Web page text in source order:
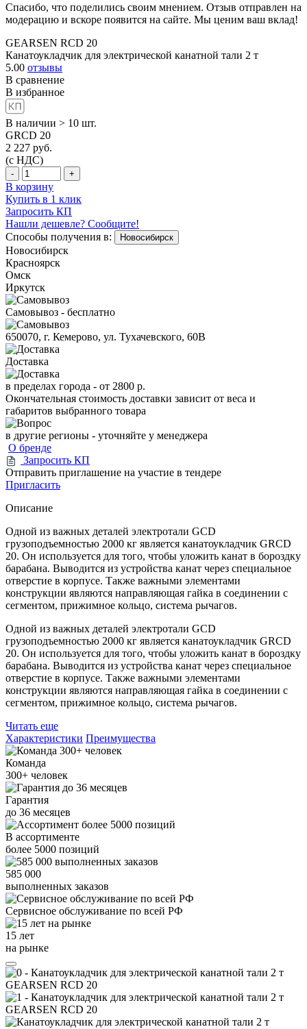
Спасибо, что поделились своим мнением. Отзыв отправлен на
модерацию и вскоре появится на сайте. Мы ценим ваш вклад!
GEARSEN RCD 20
Канатоукладчик для электрической канатной тали 2 т
5.00 отзывы
В сравнение
В избранное
В наличии > 10 шт.
GRCD 20
2 227 руб.
(с НДС)
- +
В корзину
Купить в 1 клик
Запросить КП
Нашли дешевле? Сообщите!
Способы получения в:
Новосибирск
Новосибирск
Красноярск
Омск
Иркутск
Самовывоз - бесплатно
650070, г. Кемерово, ул. Тухачевского, 60В
Доставка
в пределах города - от 2800 р.
Окончательная стоимость доставки зависит от веса и
габаритов выбранного товара
в другие регионы - уточняйте у менеджера
О бренде
Запросить КП
Отправить приглашение на участие в тендере
Пригласить
Описание
Одной из важных деталей электротали GCD
грузоподъемностью 2000 кг является канатоукладчик GRCD
20. Он используется для того, чтобы уложить канат в бороздку
барабана. Выводится из устройства канат через специальное
отверстие в корпусе. Также важными элементами
конструкции являются направляющая гайка в соединении с
сегментом, прижимное кольцо, система рычагов.
Одной из важных деталей электротали GCD
грузоподъемностью 2000 кг является канатоукладчик GRCD
20. Он используется для того, чтобы уложить канат в бороздку
барабана. Выводится из устройства канат через специальное
отверстие в корпусе. Также важными элементами
конструкции являются направляющая гайка в соединении с
сегментом, прижимное кольцо, система рычагов.
Читать еще
Характеристики Преимущества
Команда
300+ человек
Гарантия
до 36 месяцев
В ассортименте
более 5000 позиций
585 000
выполненных заказов
Сервисное обслуживание по всей РФ
15 лет
на рынке